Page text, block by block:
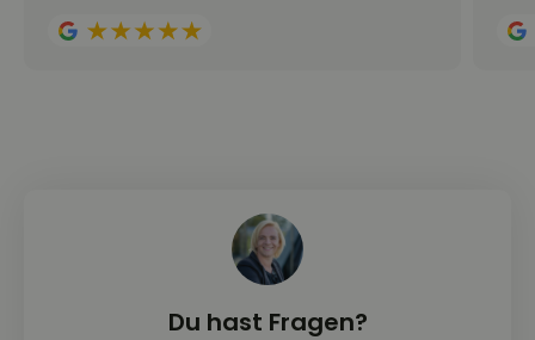
Du hast Fragen?